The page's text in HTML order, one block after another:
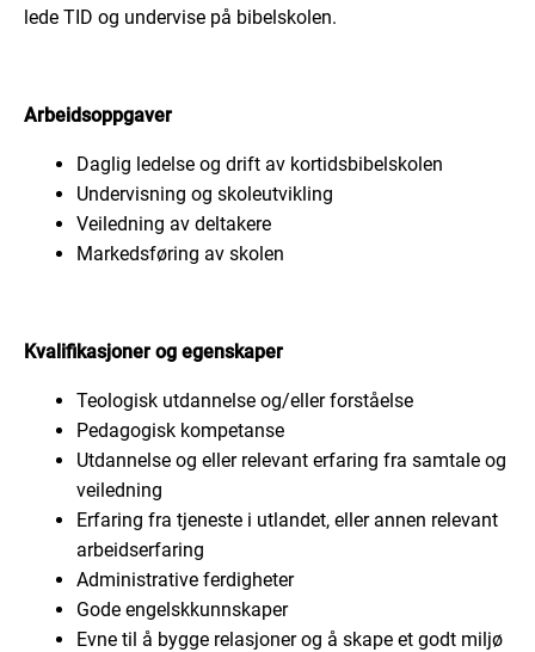
lede TID og undervise på bibelskolen.
Arbeidsoppgaver
Daglig ledelse og drift av kortidsbibelskolen
Undervisning og skoleutvikling
Veiledning av deltakere
Markedsføring av skolen
Kvalifikasjoner og egenskaper
Teologisk utdannelse og/eller forståelse
Pedagogisk kompetanse
Utdannelse og eller relevant erfaring fra samtale og
veiledning
Erfaring fra tjeneste i utlandet, eller annen relevant
arbeidserfaring
Administrative ferdigheter
Gode engelskkunnskaper
Evne til å bygge relasjoner og å skape et godt miljø